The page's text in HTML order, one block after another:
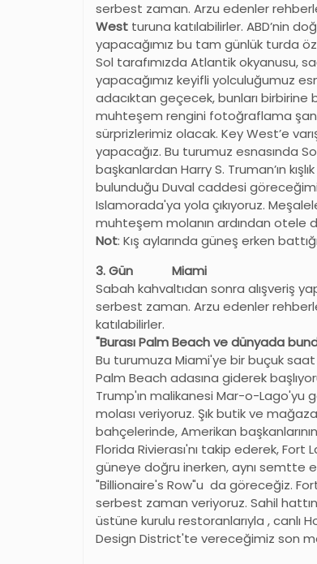
serbest zaman. Arzu edenler
West turuna katılabilirler. ABD’nin
yapacağımız bu tam günlük turda
Sol tarafımızda Atlantik okyanusu,
yapacağımız keyifli yolculuğumuz
adacıktan geçecek, bunları
muhteşem rengini fotoğraflama
sürprizlerimiz olacak. Key West’e
yapacağız. Bu turumuz esnasında
başkanlardan Harry S. Truman’ın
bulunduğu Duval caddesi
Islamorada'ya yola çıkıyoruz.
muhteşem molanın ardından
Not: Kış aylarında güneş erken
3. Gün Miami
Sabah kahvaltıdan sonra alışveriş
serbest zaman. Arzu edenler
katılabilirler.
"Burası Palm Beach ve dünyada
Bu turumuza Miami'ye bir buçuk
Palm Beach adasına giderek
Trump'ın malikanesi Mar-o-
molası veriyoruz. Şık butik ve
bahçelerinde, Amerikan
Florida Rivierası'nı takip ederek, Fort
güneye doğru inerken, aynı semtte
"Billionaire's Row"u da göreceğiz.
serbest zaman veriyoruz. Sahil
üstüne kurulu restoranlarıyla , canlı
Design District'te vereceğimiz son